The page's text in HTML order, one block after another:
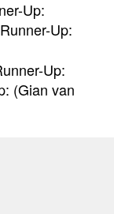
Up:
Up:
Up:
(Gian van